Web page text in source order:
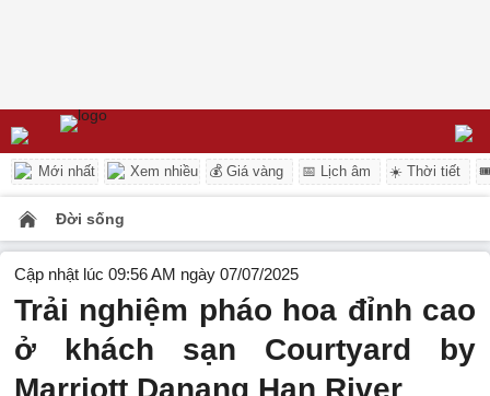
Mới nhất Xem nhiều 💰 Giá vàng 📅 Lịch âm ☀️ Thời tiết
Đời sống
Cập nhật lúc 09:56 AM ngày 07/07/2025
Trải nghiệm pháo hoa đỉnh cao
ở khách sạn Courtyard by
Marriott Danang Han River